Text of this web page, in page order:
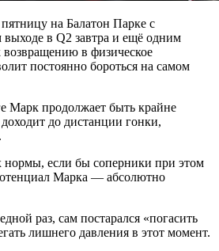
на Балатон Парке с
в Q2 завтра и ещё одним
в физическое
постоянно бороться на самом
Марк продолжает быть крайне
до дистанции гонки,
нормы, если бы соперники при этом
Марка — абсолютно
раз, сам постарался «погасить
лишнего давления в этот момент.